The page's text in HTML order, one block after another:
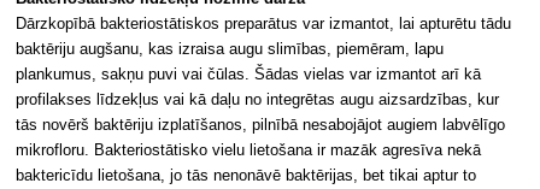
Dārzkopībā bakteriostātiskos preparātus var izmantot, lai apturētu tādu
baktēriju augšanu, kas izraisa augu slimības, piemēram, lapu
plankumus, sakņu puvi vai čūlas. Šādas vielas var izmantot arī kā
profilakses līdzekļus vai kā daļu no integrētas augu aizsardzības, kur
tās novērš baktēriju izplatīšanos, pilnībā nesabojājot augiem labvēlīgo
mikrofloru. Bakteriostātisko vielu lietošana ir mazāk agresīva nekā
baktericīdu lietošana, jo tās nenonāvē baktērijas, bet tikai aptur to